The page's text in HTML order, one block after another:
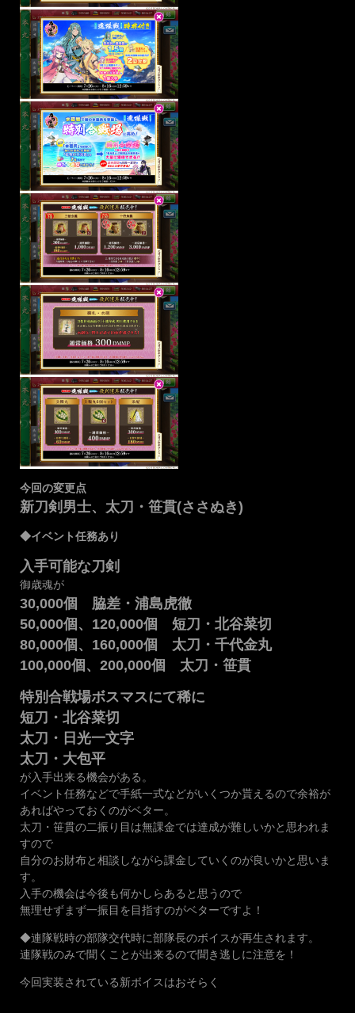
今回の変更点
新刀剣男士、太刀・笹貫(ささぬき)
◆イベント任務あり
入手可能な刀剣
御歳魂が
30,000個 脇差・浦島虎徹
50,000個、120,000個 短刀・北谷菜切
80,000個、160,000個 太刀・千代金丸
100,000個、200,000個 太刀・笹貫
特別合戦場ボスマスにて稀に
短刀・北谷菜切
太刀・日光一文字
太刀・大包平
が入手出来る機会がある。
イベント任務などで手紙一式などがいくつか貰えるので余裕が
あればやっておくのがベター。
太刀・笹貫の二振り目は無課金では達成が難しいかと思われま
すので
自分のお財布と相談しながら課金していくのが良いかと思いま
す。
入手の機会は今後も何かしらあると思うので
無理せずまず一振目を目指すのがベターですよ！
◆連隊戦時の部隊交代時に部隊長のボイスが再生されます。
連隊戦のみで聞くことが出来るので聞き逃しに注意を！
今回実装されている新ボイスはおそらく